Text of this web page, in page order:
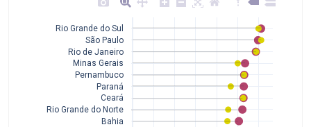
Bahia
Rio Grande do Norte
Ceará
Paraná
Pernambuco
Minas Gerais
Rio de Janeiro
São Paulo
Rio Grande do Sul